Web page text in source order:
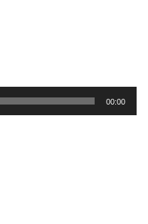
00:00